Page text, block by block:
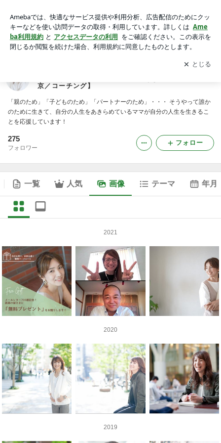
～ライフコーチみつはしあきこのブログ【東京／コーチング】
の画像
アプリをダウンロードして ブログの更新通知
を受け取りまし
ょう。
開く
京／コーチング】
「親のため」「子どものため」「パートナーのため」・・・ そうやって誰か
のために生きて、自分の人生をあきらめているママが自分の人生を生きるこ
とを応援しています！
275
フォロワー
フォロー
一覧 人気 画像 テーマ 年月
2021
2020
2019